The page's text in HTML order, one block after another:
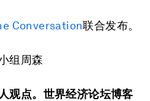
Conversation联合发布。
组周森
观点。世界经济论坛博客